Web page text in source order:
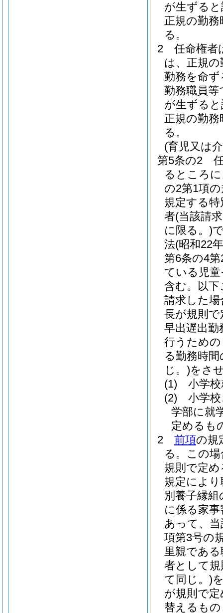
が生ずる
正規の勤
る。
2
任命権者
は、正規
勤務を命
勤務職員
が生ずる
正規の勤
る。
(育児又は
第5条の2
るところ
の2第1項
規定する
者(当該請
に限る。)
法(昭和22
第6条の4
ている児
含む。以
請求した
長が規則
早出遅出勤
行うため
る勤務時
じ。)をさ
(1)
小学
(2)
小学
学部に就
定めるも
2
前項の規
る。 この
規則で定
規定によ
別養子縁
に係る家
あって、
項第3号の
里親であ
者として
て同じ。)
が規則で
替えるも